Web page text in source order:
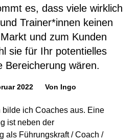
es, dass viele wirklich
Trainer*innen keinen
und zum Kunden
sie für Ihr potentielles
Bereicherung wären.
2022 Von Ingo
bilde ich Coaches aus. Eine
ist neben der
als Führungskraft / Coach /